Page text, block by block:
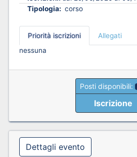
Tipologia: corso
Priorità iscrizioni Allegati
nessuna
Posti disponibili:
Iscrizione
Dettagli evento